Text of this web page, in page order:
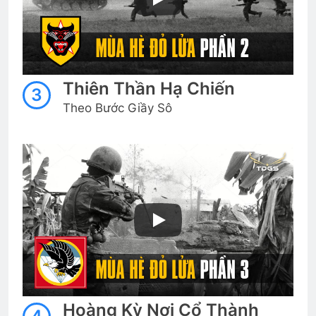
3 Years Ago
CSVSQ Phan Thanh Miên K20
2 Years Ago
2 Years Ago
Cựu SVSQ Đặng Quốc Trụ K20
3 Years Ago
CSVSQ Nguyễn Ngọc K30
3 Years Ago
3 Thiên Thần Hạ Chiến
Theo Bước Giầy Sô
Hoàng Kỳ Nơi Cổ Thành